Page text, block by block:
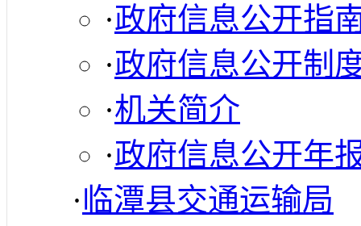
·政府信息公开指
·政府信息公开制
·机关简介
·政府信息公开年
·临潭县交通运输局